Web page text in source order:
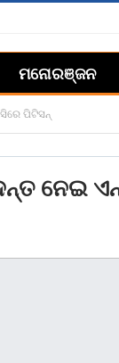
ମନୋରଞ୍ଜନ
ପିଟିସନ୍‌
ନେଇ